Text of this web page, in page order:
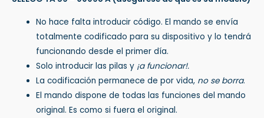
No hace falta introducir código. El mando se envía
totalmente codificado para su dispositivo y lo tendrá
funcionando desde el primer día.
Solo introducir las pilas y ¡a funcionar!.
La codificación permanece de por vida, no se borra.
El mando dispone de todas las funciones del mando
original. Es como si fuera el original.